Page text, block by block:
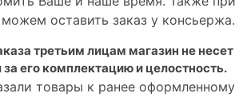
оставить заказ у консьержа.
третьим лицам магазин не несет
за его комплектацию и целостность.
товары к ранее оформленному